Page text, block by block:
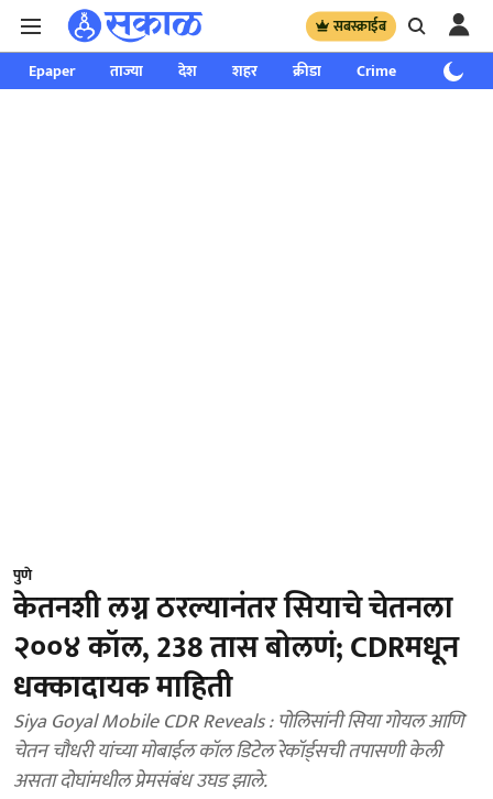
सबस्क्राईब
Epaper ताज्या देश शहर क्रीडा Crime साप्ताहिक
पुणे
केतनशी लग्न ठरल्यानंतर सियाचे चेतनला
२००४ कॉल, 238 तास बोलणं; CDRमधून
धक्कादायक माहिती
Siya Goyal Mobile CDR Reveals : पोलिसांनी सिया गोयल आणि
चेतन चौधरी यांच्या मोबाईल कॉल डिटेल रेकॉर्ड्सची तपासणी केली
असता दोघांमधील प्रेमसंबंध उघड झाले.